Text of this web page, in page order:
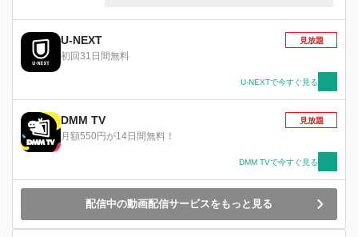
「来るなと言ったのに―」と彼らを突き放す。や
がて彼らは両親の様子がおかしいことに気づく。
そしてその夜、母が首を吊って亡くなった。それ
U-NEXT
初回31日間無料
見放題
U-NEXTで今すぐ見る
DMM TV
月額550円が14日間無料！
見放題
DMM TVで今すぐ見る
配信中の動画配信サービスをもっと見る